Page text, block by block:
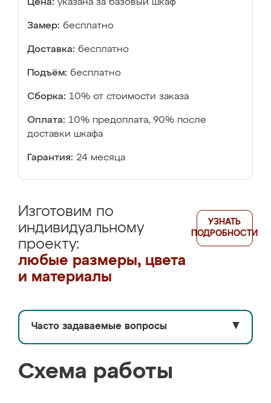
Цена: указана за базовый шкаф
Замер: бесплатно
Доставка: бесплатно
Подъём: бесплатно
Сборка: 10% от стоимости заказа
Оплата: 10% предоплата, 90% после
доставки шкафа
Гарантия: 24 месяца
Изготовим по
индивидуальному
проекту:
любые размеры, цвета
и материалы
УЗНАТЬ
ПОДРОБНОСТИ
Часто задаваемые вопросы ▼
Схема работы